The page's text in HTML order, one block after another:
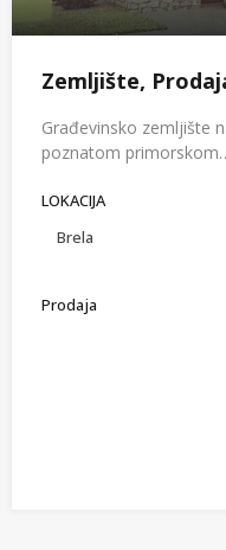
Zemljište,
Građevinsko zemljište
poznatom
LOKACIJA
Brela
Prodaja